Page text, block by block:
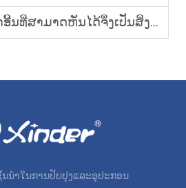
ງເປັນສິ່ງທີ່ປ່ຽນແປງເກມສຳລັບການເດີນທາງດ້ວຍລົດຂອງຜູ້ທີ່ມີຄວາມພິການ
ນຳໃນການປັບປຸງແລະອຸປະກອນ